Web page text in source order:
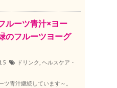
ルーツ青汁×ヨー
のフルーツヨーグ
ドリンク, ヘルスケア・
ツ青汁継続しています～。